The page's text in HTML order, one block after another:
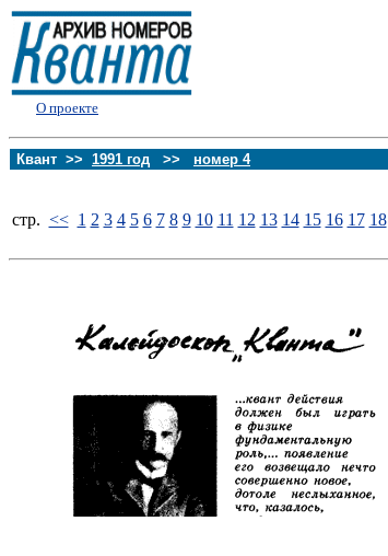
О проекте
Квант >> 1991 год >> номер 4
стp. << 1 2 3 4 5 6 7 8 9 10 11 12 13 14 15 16 17 18